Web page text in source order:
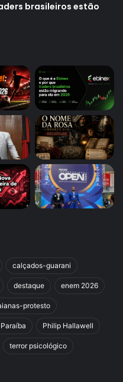
brasileiros estão
calçados-guarani
destaque enem 2026
protesto
Paraíba Philip Hallawell
terror psicológico